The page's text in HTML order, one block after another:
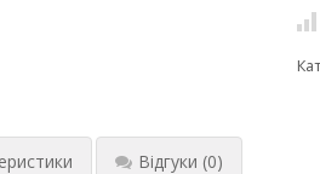
Відгуки (0)